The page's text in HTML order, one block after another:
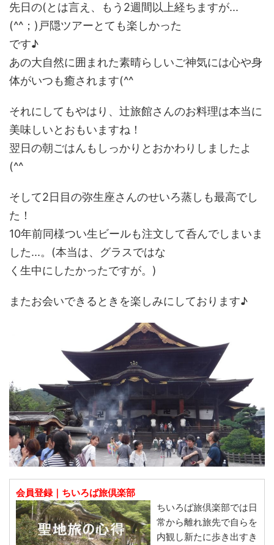
先日の(とは言え、もう2週間以上経ちますが...
(^^；)戸隠ツアーとても楽しかった
です♪
あの大自然に囲まれた素晴らしいご神気には心や身
体がいつも癒されます(^^
それにしてもやはり、辻旅館さんのお料理は本当に
美味しいとおもいますね！
翌日の朝ごはんもしっかりとおかわりしましたよ
(^^
そして2日目の弥生座さんのせいろ蒸しも最高でし
た！
10年前同様つい生ビールも注文して呑んでしまいま
した...。(本当は、グラスではな
く生中にしたかったですが。)
またお会いできるときを楽しみにしております♪
会員登録｜ちいろば旅倶楽部
ちいろば旅倶楽部では日
常から離れ旅先で自らを
内観し新たに歩き出すき